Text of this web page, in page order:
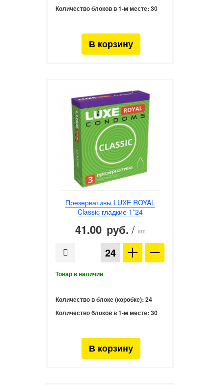
Количество блоков в 1-м месте: 30
Презервативы LUXE ROYAL
Classic гладкие 1*24
41.00 руб. / шт
Количество в блоке (коробке): 24
Количество блоков в 1-м месте: 30